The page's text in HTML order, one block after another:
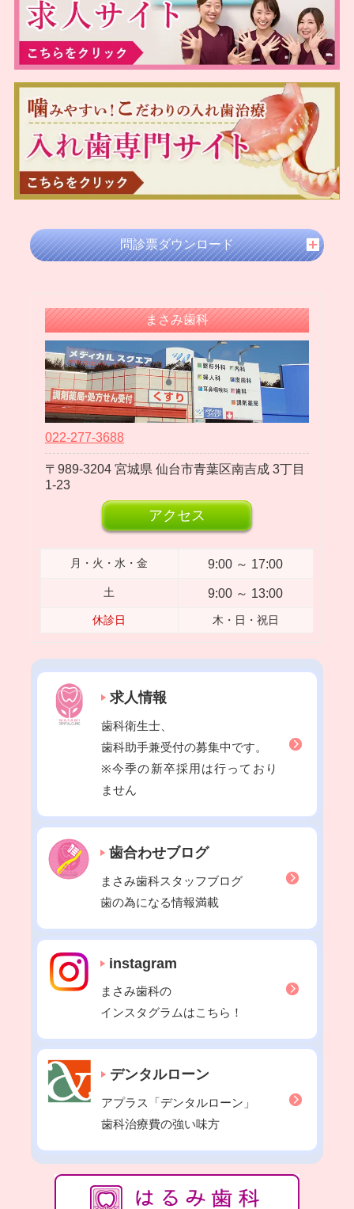
2025年01月
2024年12月
2024年11月
2024年10月
2024年09月
2024年08月
2024年07月
2024年05月
2024年03月
2024年02月
2023年12月
2023年11月
2023年10月
2023年09月
2023年08月
2023年07月
2023年05月
2023年04月
2023年03月
2023年02月
2022年09月
2022年08月
2022年07月
2022年06月
2022年03月
2022年02月
2022年01月
2021年12月
2021年11月
2021年10月
2021年09月
2021年08月
2021年06月
2021年05月
2021年04月
2021年03月
2021年02月
2020年12月
問診票ダウンロード
まさみ歯科
022-277-3688
989-3204 宮城県 仙台市青葉区南吉成 3丁目
1-23
アクセス
月・火・水・金 9:00 ～ 17:00
土 9:00 ～ 13:00
休診日 木・日・祝日
求人情報
歯科衛生士、
歯科助手兼受付の募集中です。
※今季の新卒採用は行っており
ません
歯合わせブログ
まさみ歯科スタッフブログ
歯の為になる情報満載
instagram
まさみ歯科の
インスタグラムはこちら！
デンタルローン
アプラス「デンタルローン」
歯科治療費の強い味方